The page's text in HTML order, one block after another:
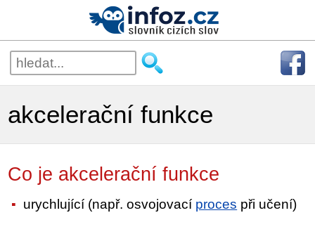
akcelerační funkce
Co je akcelerační funkce
urychlující (např. osvojovací proces při učení)